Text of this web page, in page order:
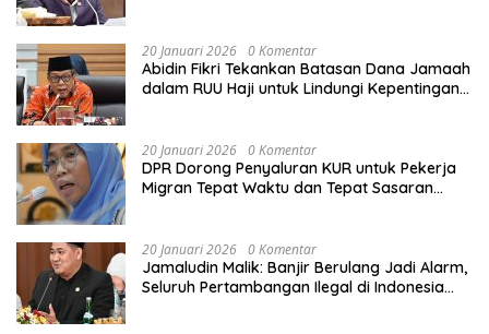
20 Januari 2026 0 Komentar
Abidin Fikri Tekankan Batasan Dana Jamaah
dalam RUU Haji untuk Lindungi Kepentingan
20 Januari 2026 0 Komentar
DPR Dorong Penyaluran KUR untuk Pekerja
Migran Tepat Waktu dan Tepat Sasaran
20 Januari 2026 0 Komentar
Jamaludin Malik: Banjir Berulang Jadi Alarm,
Seluruh Pertambangan Ilegal di Indonesia